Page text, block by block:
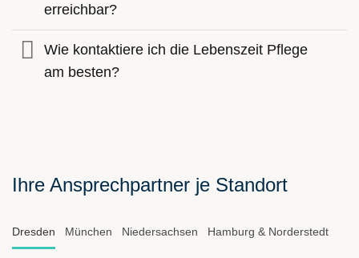
erreichbar?
Wie kontaktiere ich die Lebenszeit Pflege
am besten?
Ihre Ansprechpartner je Standort
Dresden München Niedersachsen Hamburg & Norderstedt